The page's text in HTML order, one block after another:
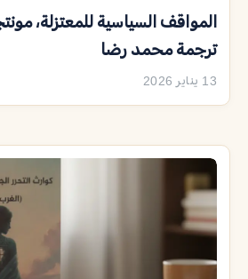
المواقف السياسية للمعتزلة،
ترجمة محمد رضا
13 يناير 2026